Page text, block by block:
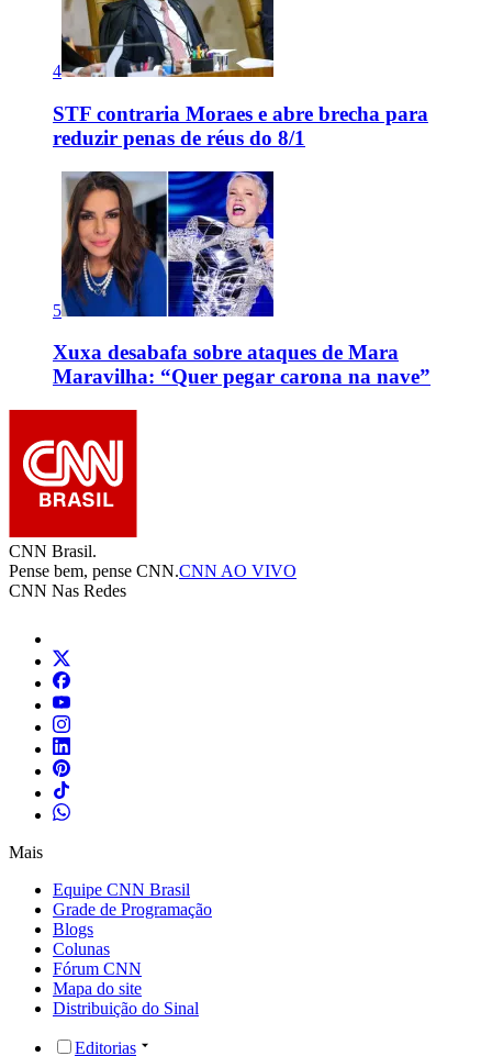
4
STF contraria Moraes e abre brecha para
reduzir penas de réus do 8/1
5
Xuxa desabafa sobre ataques de Mara
Maravilha: “Quer pegar carona na nave”
CNN Brasil.
Pense bem, pense CNN.CNN AO VIVO
CNN Nas Redes
Mais
Equipe CNN Brasil
Grade de Programação
Blogs
Colunas
Fórum CNN
Mapa do site
Distribuição do Sinal
Editorias